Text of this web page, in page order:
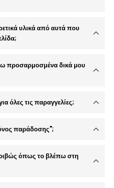
υλικά από αυτά που
προσαρμοσμένα δικά μου
όλες τις παραγγελίες;
παράδοσης";
όπως το βλέπω στη